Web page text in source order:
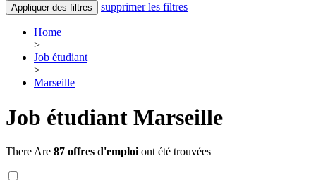
Appliquer des filtres supprimer les filtres
Home
>
Job étudiant
>
Marseille
Job étudiant Marseille
There Are 87 offres d'emploi ont été trouvées